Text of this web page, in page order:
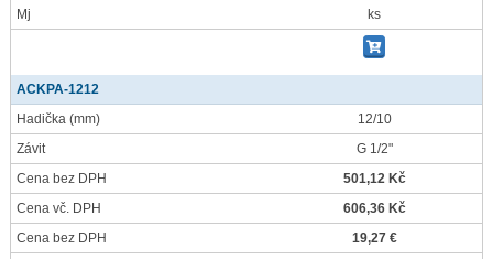
Mj
ks
ACKPA-1212
Hadička (mm)
12/10
Závit
G 1/2"
Cena bez DPH
501,12 Kč
Cena vč. DPH
606,36 Kč
Cena bez DPH
19,27 €